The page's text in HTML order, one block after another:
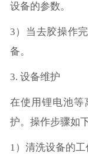
设备的参数。
3）当去胶操作
备。
3. 设备维护
在使用锂电池等
护。操作步骤如
1）清洗设备的工